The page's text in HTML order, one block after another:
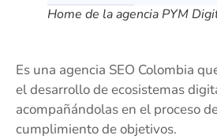
Home de la agencia PYM
Es una agencia SEO Colombia
el desarrollo de ecosistemas
acompañándolas en el proceso
cumplimiento de objetivos.